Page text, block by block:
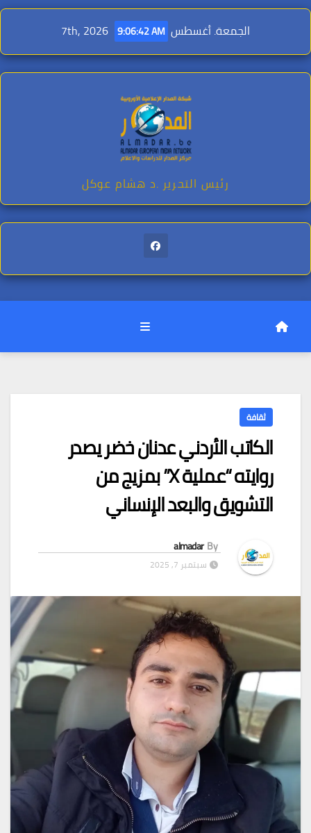
Skip
content
الجمعة. أغسطس 7th, 2026 9:06:44 AM
رئيس التحرير .د هشام عوكل
ثقافة
الكاتب الأردني عدنان خضر يصدر
روايته “عملية X” بمزيج من
التشويق والبعد الإنساني
By
almadar
سبتمبر 7, 2025